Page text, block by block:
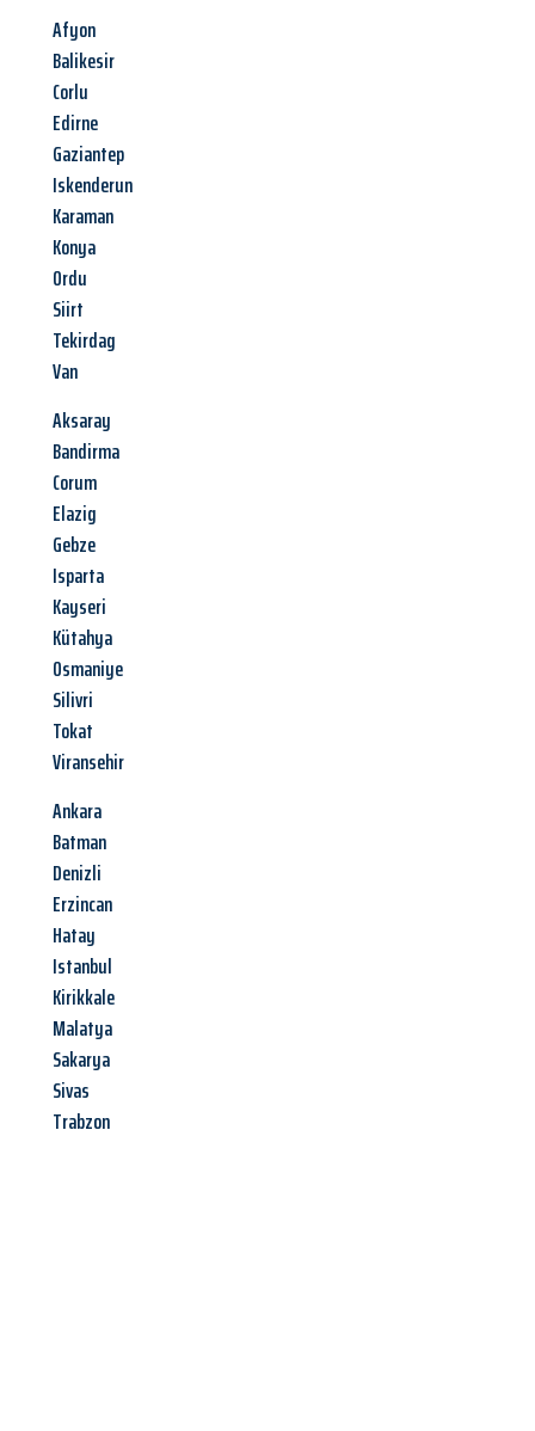
Afyon
Balikesir
Corlu
Edirne
Gaziantep
Iskenderun
Karaman
Konya
Ordu
Siirt
Tekirdag
Van
Aksaray
Bandirma
Corum
Elazig
Gebze
Isparta
Kayseri
Kütahya
Osmaniye
Silivri
Tokat
Viransehir
Ankara
Batman
Denizli
Erzincan
Hatay
Istanbul
Kirikkale
Malatya
Sakarya
Sivas
Trabzon